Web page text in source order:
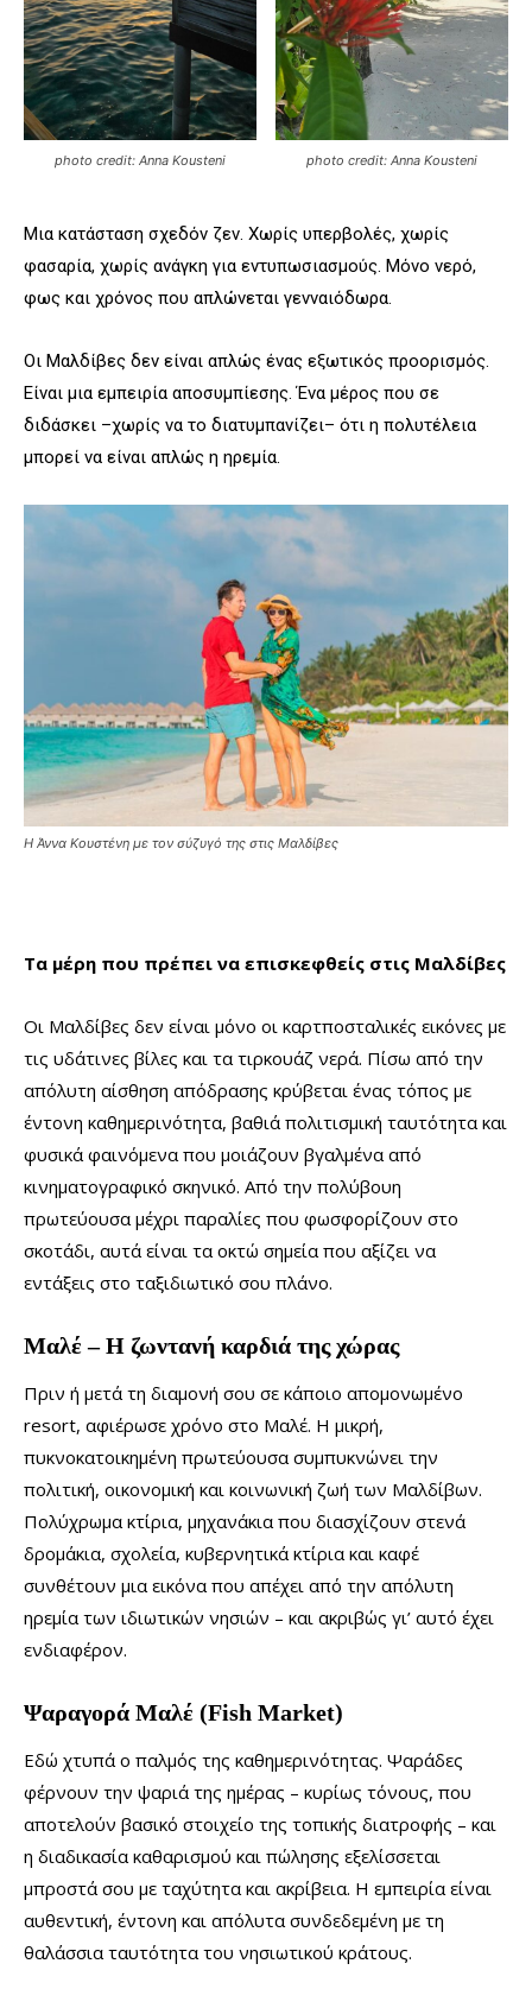
photo credit: Anna Kousteni photo credit: Anna Kousteni
Μια κατάσταση σχεδόν ζεν. Χωρίς υπερβολές, χωρίς
φασαρία, χωρίς ανάγκη για εντυπωσιασμούς. Μόνο νερό,
φως και χρόνος που απλώνεται γενναιόδωρα.
Οι Μαλδίβες δεν είναι απλώς ένας εξωτικός προορισμός.
Είναι μια εμπειρία αποσυμπίεσης. Ένα μέρος που σε
διδάσκει –χωρίς να το διατυμπανίζει– ότι η πολυτέλεια
μπορεί να είναι απλώς η ηρεμία.
Η Άννα Κουστένη με τον σύζυγό της στις Μαλδίβες
Τα μέρη που πρέπει να επισκεφθείς στις Μαλδίβες
Οι Μαλδίβες δεν είναι μόνο οι καρτποσταλικές εικόνες με
τις υδάτινες βίλες και τα τιρκουάζ νερά. Πίσω από την
απόλυτη αίσθηση απόδρασης κρύβεται ένας τόπος με
έντονη καθημερινότητα, βαθιά πολιτισμική ταυτότητα και
φυσικά φαινόμενα που μοιάζουν βγαλμένα από
κινηματογραφικό σκηνικό. Από την πολύβουη
πρωτεύουσα μέχρι παραλίες που φωσφορίζουν στο
σκοτάδι, αυτά είναι τα οκτώ σημεία που αξίζει να
εντάξεις στο ταξιδιωτικό σου πλάνο.
Μαλέ – Η ζωντανή καρδιά της χώρας
Πριν ή μετά τη διαμονή σου σε κάποιο απομονωμένο
resort, αφιέρωσε χρόνο στο Μαλέ. Η μικρή,
πυκνοκατοικημένη πρωτεύουσα συμπυκνώνει την
πολιτική, οικονομική και κοινωνική ζωή των Μαλδίβων.
Πολύχρωμα κτίρια, μηχανάκια που διασχίζουν στενά
δρομάκια, σχολεία, κυβερνητικά κτίρια και καφέ
συνθέτουν μια εικόνα που απέχει από την απόλυτη
ηρεμία των ιδιωτικών νησιών – και ακριβώς γι’ αυτό έχει
ενδιαφέρον.
Ψαραγορά Μαλέ (Fish Market)
Εδώ χτυπά ο παλμός της καθημερινότητας. Ψαράδες
φέρνουν την ψαριά της ημέρας – κυρίως τόνους, που
αποτελούν βασικό στοιχείο της τοπικής διατροφής – και
η διαδικασία καθαρισμού και πώλησης εξελίσσεται
μπροστά σου με ταχύτητα και ακρίβεια. Η εμπειρία είναι
αυθεντική, έντονη και απόλυτα συνδεδεμένη με τη
θαλάσσια ταυτότητα του νησιωτικού κράτους.